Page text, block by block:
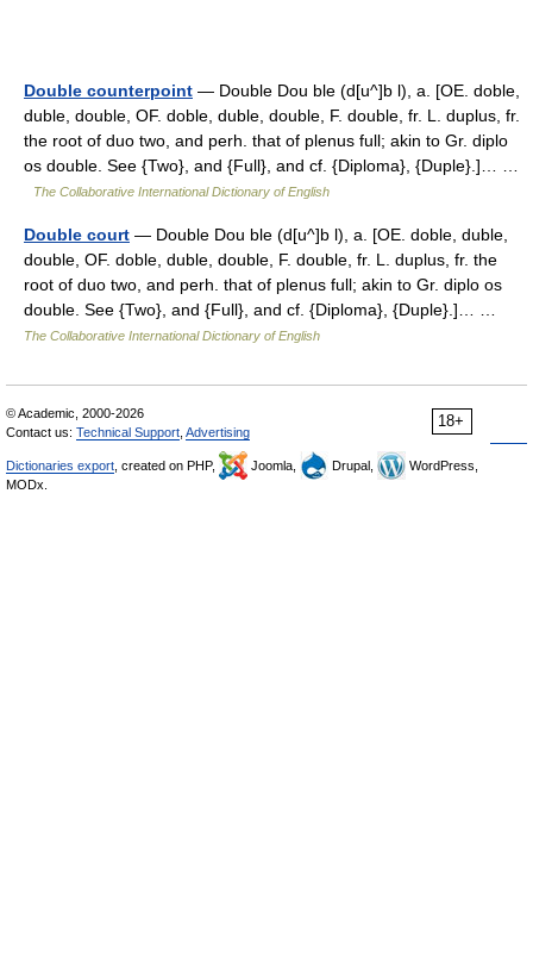
Double counterpoint — Double Dou ble (d[u^]b l), a. [OE. doble,
duble, double, OF. doble, duble, double, F. double, fr. L. duplus, fr.
the root of duo two, and perh. that of plenus full; akin to Gr. diplo
os double. See {Two}, and {Full}, and cf. {Diploma}, {Duple}.]… …
The Collaborative International Dictionary of English
Double court — Double Dou ble (d[u^]b l), a. [OE. doble, duble,
double, OF. doble, duble, double, F. double, fr. L. duplus, fr. the
root of duo two, and perh. that of plenus full; akin to Gr. diplo os
double. See {Two}, and {Full}, and cf. {Diploma}, {Duple}.]… …
The Collaborative International Dictionary of English
18+
© Academic, 2000-2026
Contact us: Technical Support Advertising
Dictionaries export , created on PHP, Joomla, Drupal,
WordPress,
MODx.